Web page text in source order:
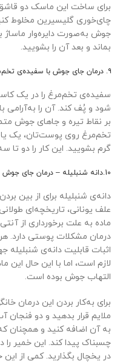
برای ساخت این ماسک دو
چای‌خوری گلیسیرین مخلوط
بماند و بعد آن را بشویید.
۹. درمان جای جوش با سفیده‌ی تخم‌مرغ
سفیده‌ی تخم‌مرغ را در یک
شود و پُف کند. آن را به‌آرامی
بر نقاط تیره و جاهای جوش
تخم‌مرغ روی پوست‌تان، یک یا
گرم بشویید. این کار را دو تا
10.دانه شنبلیله – درمان جای جوش
دانه‌ی شنبلیله برای از بین
علف یونانی، تاریخچه‌ای
ماده به علت برخورداری از
درمان مشکلات پوستی دارد.
اثبات قابلیت دانه‌ی
لازم است، اما با این حال این
التهاب جوش بوده است.
برای به‌کار بردن این درمان
ملایم قرار بدهید و دو
به آن اضافه کنید و همچنان
چسبناک پیدا کند. این خمیر را
در یخچال بگذارید. کمی‌ از